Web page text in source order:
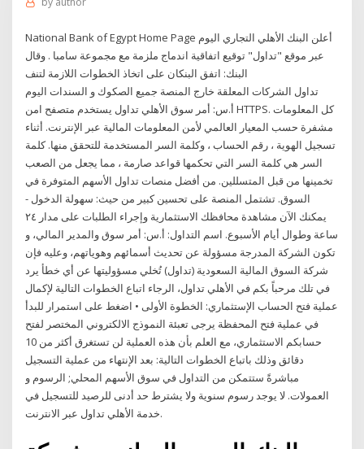
National Bank of Egypt Home Page أعلن البنك الأهلي التجاري اليوم
عبر موقع "تداول" توقيع اتفاقية اندماج ملزمة مع مجموعة سامبا . وقال
البنك: اتفق البنكان على اتخاذ الخطوات اللازمة لتنف
تداول الشركات المعلقة خارج المنصة جميع الصكوك و السندات اليوم
أ.س: أمر سوق الأهلي تداول يستخدم متصفح امن HTTPS. كل المعلومات
مشفرة حسب المعيار العالمي لأمن المعلومات المالية عبر الإنترنت. أثناء
تسجيل الهوية ، رقم الحساب ، وكلمة السر المستخدمة للتحقق منها. كلمة
السر هي كلمة السر التي تحكمها قواعد صارمة ، مما يجعل من الصعب
تخمينها من قبل المتسللين. من أفضل منصات تداول الأسهم المتوفرة في
السوق. تشتمل المنصة على تحسين كبير من حيث: سهولة الدخول -
يمكنك الآن مشاهدة محافظك الاستثمارية وإجراء الطلبات على مدار ٢٤
ساعة وطوال أيام الأسبوع. اسم التداول: أ.س: أمر سوق والمدير المالي، و
تكون الشركة المدرجة مسؤولة عن تحديث أسمائهم وهوياتهم، وعليه فإن
شركة السوق المالية السعودية (تداول) تُخلي مسؤوليتها عن أي خطأ يرد
في تلك مرحباً بكم في الأهلي تداول، الرجاء اتباع الخطوات التالية لإكمال
عملية فتح الحساب الإستثماري: الخطوة الأولى • اضغط على استمرار للبدأ
في عملية فتح المحفظة يرجى تعبئة النموذج الالكتروني المختصر لفتح
حسابكم الاستثماري، مع العلم بأن هذه العملية لن تستغرق أكثر من 10
دقائق وذلك باتباع الخطوات التالية: بعد الإنتهاء من عملية التسجيل
مباشرةً ستتمكن من التداول في سوق الأسهم المحلي; الرسوم و
العمولات. لا يوجد رسوم سنوية ولا يشترط حد أدنى للرصيد للتسجيل في
خدمة الأهلي تداول عبر الانترنت.